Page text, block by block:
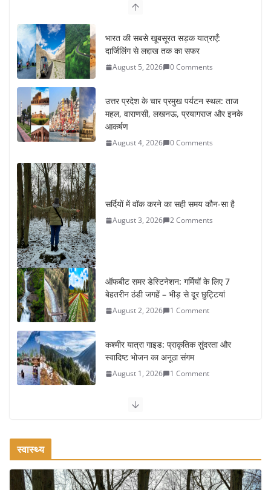
उत्तर प्रदेश के चार प्रमुख पर्यटन स्थल: ताज
महल, वाराणसी, लखनऊ, प्रयागराज और इनके
आकर्षण
सर्दियों में वॉक करने का सही समय कौन-सा है
ऑफबीट समर डेस्टिनेशन: गर्मियों के लिए 7
कश्मीर यात्रा गाइड: प्राकृतिक सुंदरता और
स्वादिष्ट भोजन का अनूठा संगम
August 1, 2026 1 Comment
वजन घटाने के लिए 8 बेहतरीन वॉकिंग
एक्सरसाइज: 1 महीने में पाएं 3-4 किलो कम
वजन
July 30, 2026
खाने के शौकीनों के लिए कश्मीर के 5 बेहतरीन
स्वादिष्ट व्यंजन
स्वास्थ्य